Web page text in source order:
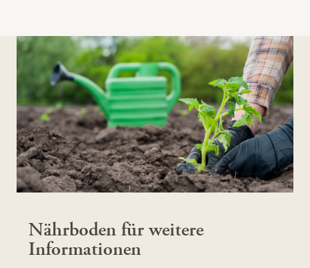
Nährboden für weitere
Informationen